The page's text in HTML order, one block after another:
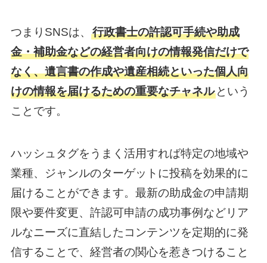
つまりSNSは、 行政書士の許認可手続や助成
金・補助金などの経営者向けの情報発信だけで
なく、遺言書の作成や遺産相続といった個人向
けの情報を届けるための重要なチャネルという
ことです。
ハッシュタグをうまく活用すれば特定の地域や
業種、ジャンルのターゲットに投稿を効果的に
届けることができます。最新の助成金の申請期
限や要件変更、許認可申請の成功事例などリア
ルなニーズに直結したコンテンツを定期的に発
信することで、経営者の関心を惹きつけること